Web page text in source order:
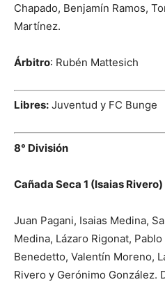
Chapado, Benjamín Ramos,
Martínez.
Árbitro: Rubén Mattesich
Libres: Juventud y FC Bunge
8° División
Cañada Seca 1 (Isaias Rivero)
Juan Pagani, Isaias Medina,
Medina, Lázaro Rigonat,
Benedetto, Valentín Moreno,
Rivero y Gerónimo González.